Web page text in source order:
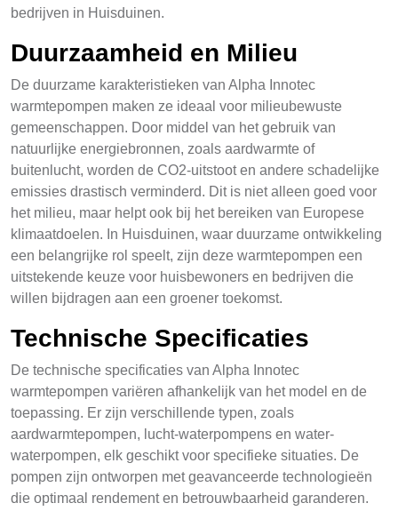
bedrijven in Huisduinen.
Duurzaamheid en Milieu
De duurzame karakteristieken van Alpha Innotec
warmtepompen maken ze ideaal voor milieubewuste
gemeenschappen. Door middel van het gebruik van
natuurlijke energiebronnen, zoals aardwarmte of
buitenlucht, worden de CO2-uitstoot en andere schadelijke
emissies drastisch verminderd. Dit is niet alleen goed voor
het milieu, maar helpt ook bij het bereiken van Europese
klimaatdoelen. In Huisduinen, waar duurzame ontwikkeling
een belangrijke rol speelt, zijn deze warmtepompen een
uitstekende keuze voor huisbewoners en bedrijven die
willen bijdragen aan een groener toekomst.
Technische Specificaties
De technische specificaties van Alpha Innotec
warmtepompen variëren afhankelijk van het model en de
toepassing. Er zijn verschillende typen, zoals
aardwarmtepompen, lucht-waterpompens en water-
waterpompen, elk geschikt voor specifieke situaties. De
pompen zijn ontworpen met geavanceerde technologieën
die optimaal rendement en betrouwbaarheid garanderen.